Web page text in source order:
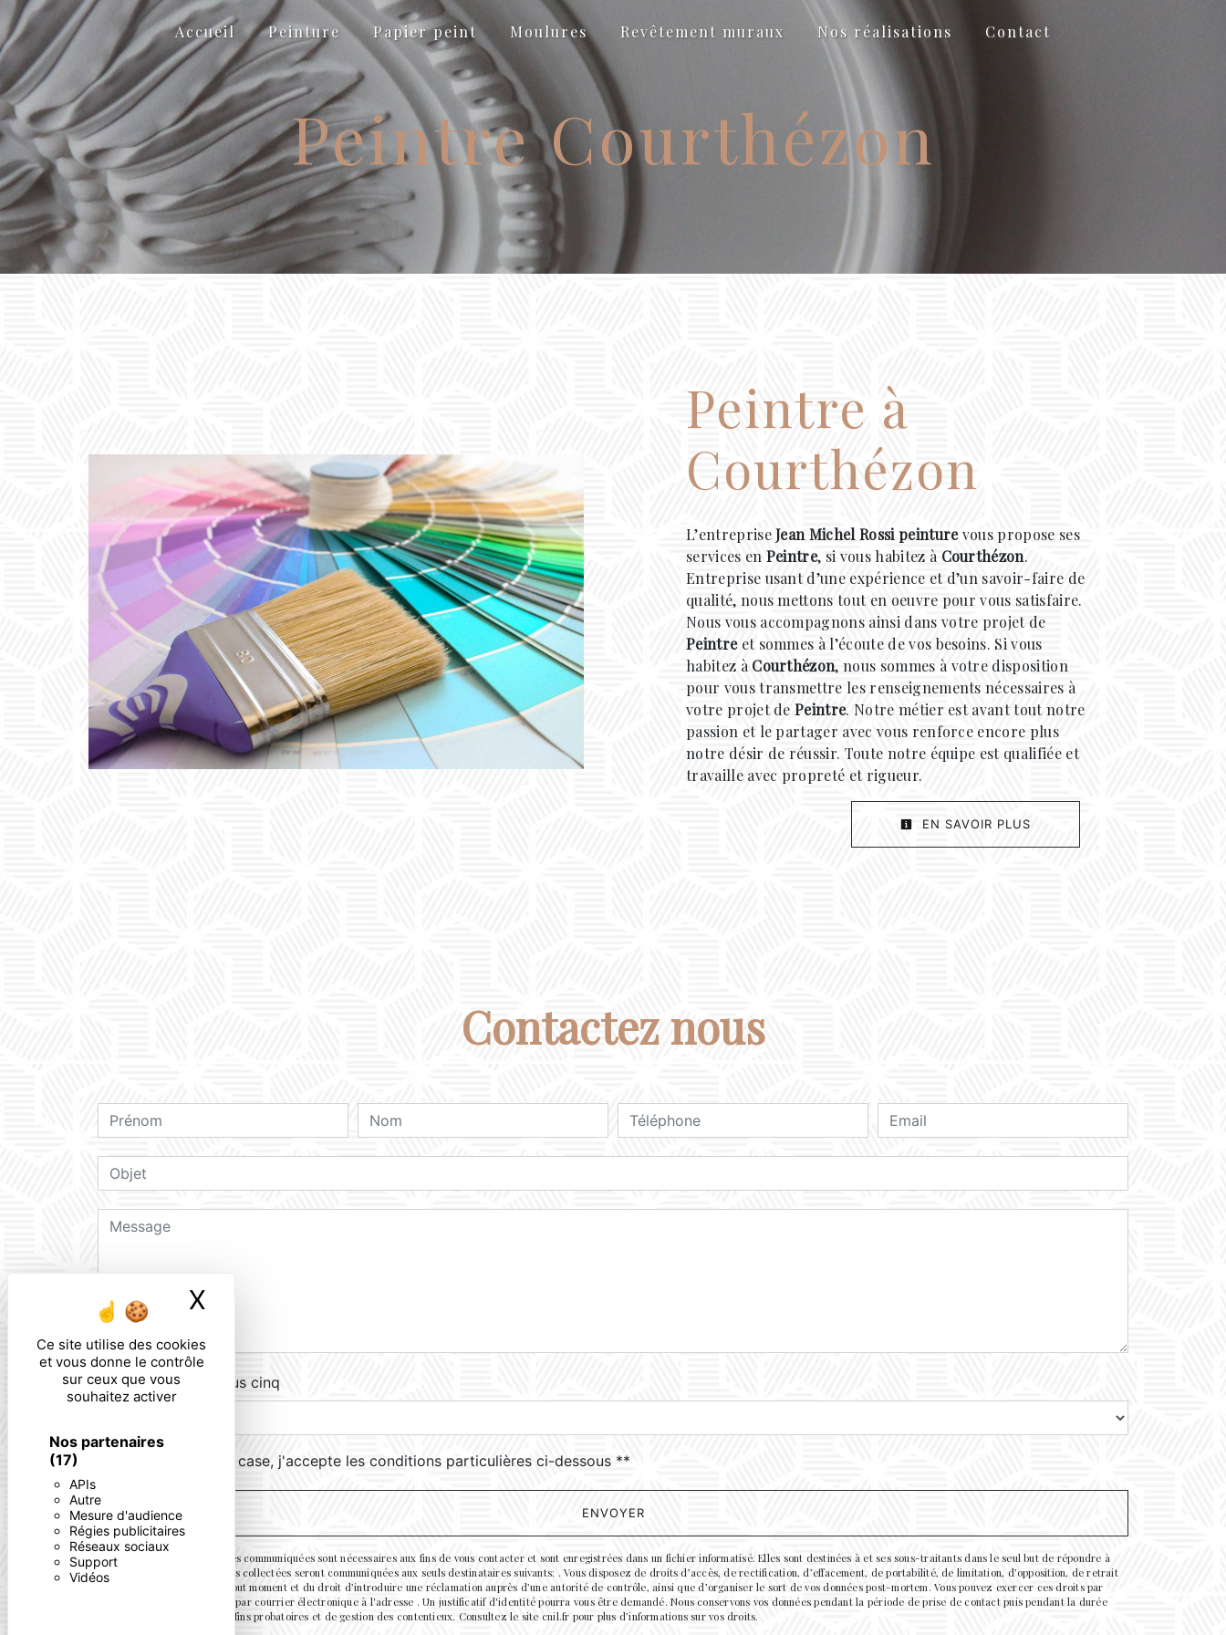
Panneau de gestion des cookies
Ce site utilise des cookies
et vous donne le contrôle
sur ceux que vous
souhaitez activer
Nos partenaires
(17)
APIs
Autre
Mesure d'audience
Régies publicitaires
Réseaux sociaux
Support
Vidéos
X
Accueil Peinture Papier peint Moulures Revêtement muraux Nos réalisations Contact
Peintre Courthézon
Peintre à
Courthézon
L’entrepriseJean Michel Rossi peinturevous propose ses
services en Peintre, si vous habitez à Courthézon.
Entreprise usant d’une expérience et d’un savoir-faire de
qualité, nous mettons tout en oeuvre pour vous satisfaire.
Nous vous accompagnons ainsi dans votre projet de
Peintreet sommes à l’écoute de vos besoins. Si vous
habitez à Courthézon, nous sommes à votre disposition
pour vous transmettre les renseignements nécessaires à
votre projet dePeintre. Notre métier est avant tout notre
passion et le partager avec vous renforce encore plus
notre désir de réussir. Toute notre équipe est qualifiée et
travaille avec propreté et rigueur.
EN SAVOIR PLUS
Contactez nous
Combien font un plus cinq
En cochant cette case, j'accepte les conditions particulières ci-dessous **
ENVOYER
** Les données personnelles communiquées sont nécessaires aux fins de vous contacter et sont enregistrées dans un fichier informatisé. Elles sont destinées à et ses sous-traitants dans le seul but de répondre à
votre message. Les données collectées seront communiquées aux seuls destinataires suivants: . Vous disposez de droits d’accès, de rectification, d’effacement, de portabilité, de limitation, d’opposition, de retrait
de votre consentement à tout moment et du droit d’introduire une réclamation auprès d’une autorité de contrôle, ainsi que d’organiser le sort de vos données post-mortem. Vous pouvez exercer ces droits par
voie postale à l'adresse ou par courrier électronique à l'adresse . Un justificatif d'identité pourra vous être demandé. Nous conservons vos données pendant la période de prise de contact puis pendant la durée
de prescription légale aux fins probatoires et de gestion des contentieux. Consultez le site cnil.fr pour plus d’informations sur vos droits.